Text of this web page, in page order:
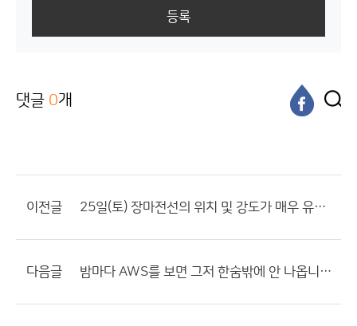
등록
댓글 0개
이전글 25일(토) 장마전선의 위치 및 강도가 매우 유동적이므로 앞으로 발표되는 기상정보에 유의해야겠다
다음글 밤마다 AWS를 보면 그저 한숨밖에 안 나옵니다.